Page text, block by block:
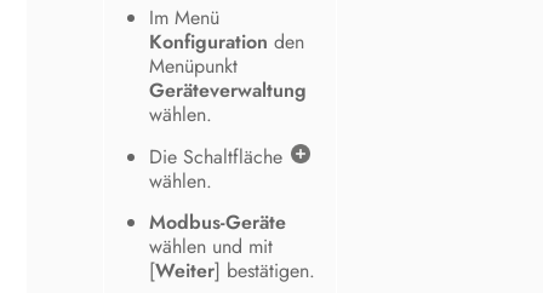
Im Menü
Konfiguration den
Menüpunkt
Geräteverwaltung
wählen.
Die Schaltfläche
wählen.
Modbus-Geräte
wählen und mit
[Weiter] bestätigen.